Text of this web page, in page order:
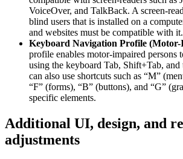
VoiceOver, and TalkBack. A screen-
blind users that is installed on a
and websites must be compatible with it.
Keyboard Navigation Profile
profile enables motor-impaired persons
using the keyboard Tab, Shift+Tab, and
can also use shortcuts such as “M”
“F” (forms), “B” (buttons), and “G”
specific elements.
Additional UI, design, and
adjustments